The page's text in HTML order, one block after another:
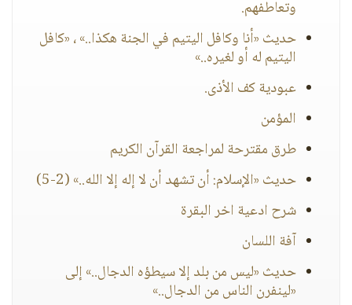
وتعاطفهم.
حديث «أنا وكافل اليتيم في الجنة هكذا..» ، «كافل
اليتيم له أو لغيره..»
عبودية كف الأذى.
المؤمن
طرق مقترحة لمراجعة القرآن الكريم
حديث «الإسلام: أن تشهد أن لا إله إلا الله..» (2-5)
شرح ادعية اخر البقرة
آفة اللسان
حديث «ليس من بلد إلا سيطؤه الدجال..» إلى
«لينفرن الناس من الدجال..»